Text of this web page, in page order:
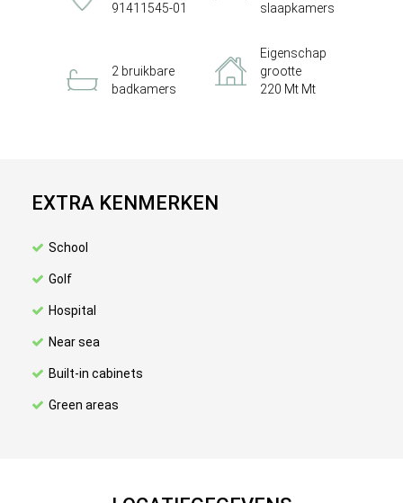
91411545-01
slaapkamers
2 bruikbare
badkamers
Eigenschap
grootte
220 Mt Mt
EXTRA KENMERKEN
School
Golf
Hospital
Near sea
Built-in cabinets
Green areas